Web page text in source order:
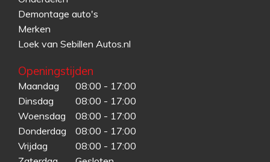
Demontage auto's
Merken
Loek van Sebillen Autos.nl
Openingstijden
Maandag
08:00 - 17:00
Dinsdag
08:00 - 17:00
Woensdag
08:00 - 17:00
Donderdag
08:00 - 17:00
Vrijdag
08:00 - 17:00